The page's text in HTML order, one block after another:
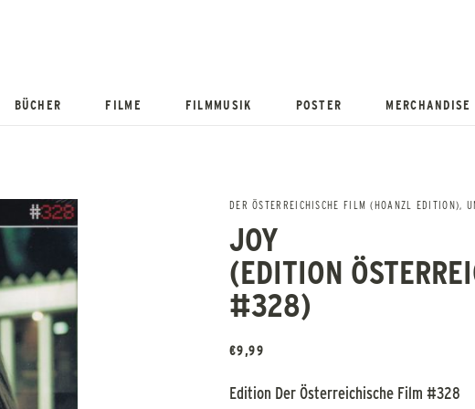
BÜCHER FILME FILMMUSIK POSTER MERCHANDISE
DER ÖSTERREICHISCHE FILM (HOANZL EDITION),
JOY
(EDITION
#328)
€9,99
Edition Der Österreichische Film #328